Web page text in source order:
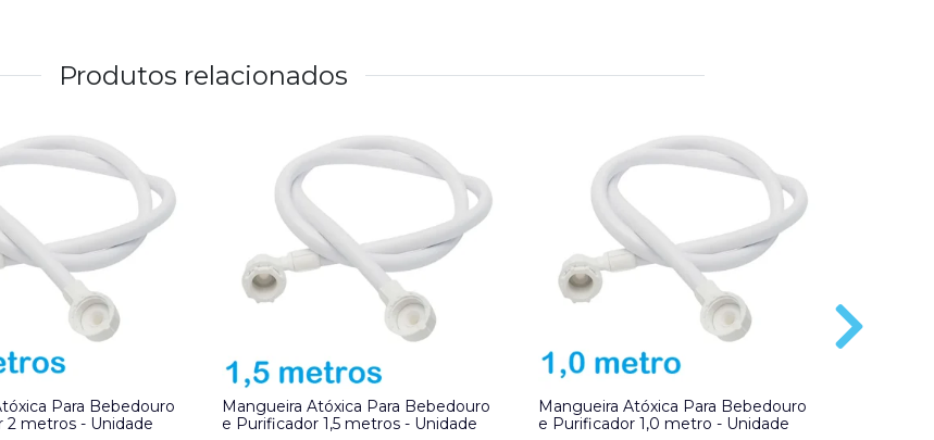
Produtos relacionados
Para Bebedouro
2 metros - Unidade
Mangueira Atóxica Para Bebedouro
e Purificador 1,5 metros - Unidade
Mangueira Atóxica Para Bebedouro
e Purificador 1,0 metro - Unidade